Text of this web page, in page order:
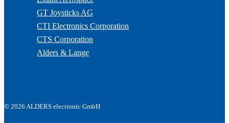
GT Joysticks AG
CTI Electronics Corporation
CTS Corporation
Alders & Lange
© 2026 ALDERS electronic GmbH